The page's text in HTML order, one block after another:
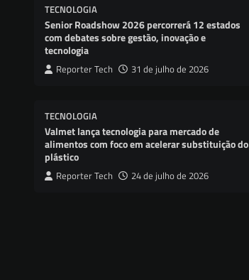
TECNOLOGIA
Senior Roadshow 2026 percorrerá 12 estados
com debates sobre gestão, inovação e
tecnologia
Reporter Tech 31 de julho de 2026
TECNOLOGIA
Valmet lança tecnologia para mercado de
alimentos com foco em acelerar substituição do
plástico
Reporter Tech 24 de julho de 2026